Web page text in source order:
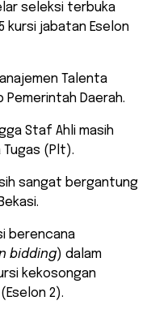
seleksi terbuka
kursi jabatan Eselon
Talenta
Pemerintah Daerah.
Staf Ahli masih
Tugas (Plt).
sangat bergantung
berencana
bidding) dalam
kekosongan
2).